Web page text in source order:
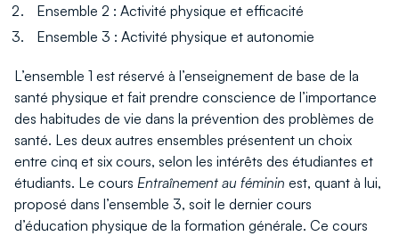
Ensemble 2 : Activité physique et efficacité
Ensemble 3 : Activité physique et autonomie
L’ensemble 1 est réservé à l’enseignement de base de la
santé physique et fait prendre conscience de l’importance
des habitudes de vie dans la prévention des problèmes de
santé. Les deux autres ensembles présentent un choix
entre cinq et six cours, selon les intérêts des étudiantes et
étudiants. Le cours Entraînement au féminin est, quant à lui,
proposé dans l’ensemble 3, soit le dernier cours
d’éducation physique de la formation générale. Ce cours